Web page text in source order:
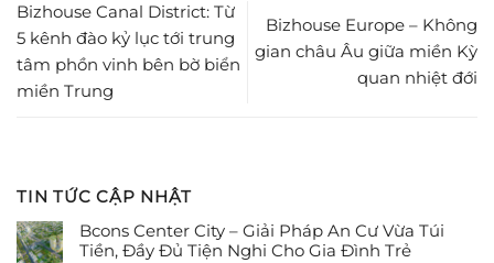
Bizhouse Canal District: Từ
5 kênh đào kỷ lục tới trung
tâm phồn vinh bên bờ biển
miền Trung
Bizhouse Europe – Không
gian châu Âu giữa miền Kỳ
quan nhiệt đới
TIN TỨC CẬP NHẬT
Bcons Center City – Giải Pháp An Cư Vừa Túi
Tiền, Đầy Đủ Tiện Nghi Cho Gia Đình Trẻ